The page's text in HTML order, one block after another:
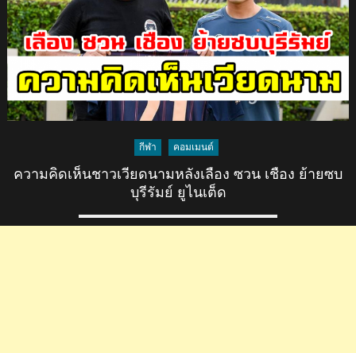
กีฬา คอมเมนต์
ความคิดเห็นชาวเวียดนามหลังเลือง ซวน เชือง ย้ายซบ
บุรีรัมย์ ยูไนเต็ด